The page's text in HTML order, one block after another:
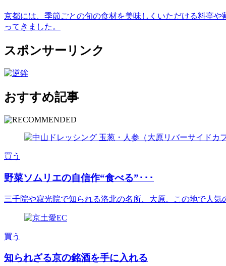
京都には、季節ごとの旬の食材を美味しくいただける料亭
ってきました。
スポンサーリンク
おすすめ記事
買う
野菜ソムリエの自信作“食べる”･･･
三千院や寂光院で知られる洛北の名所、大原。この地で人気
買う
知られざる京の銘酒を手に入れる